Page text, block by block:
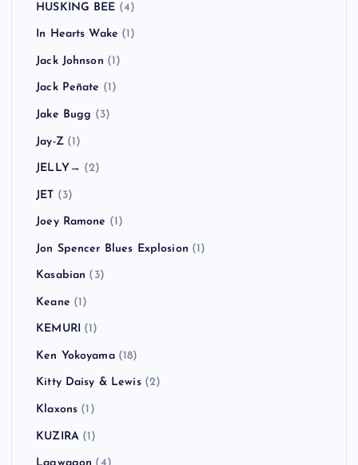
HUSKING BEE (4)
In Hearts Wake (1)
Jack Johnson (1)
Jack Peñate (1)
Jake Bugg (3)
Jay-Z(1)
JELLY→ (2)
JET (3)
Joey Ramone (1)
Jon Spencer Blues Explosion (1)
Kasabian (3)
Keane (1)
KEMURI (1)
Ken Yokoyama(18)
Kitty Daisy & Lewis(2)
Klaxons (1)
KUZIRA(1)